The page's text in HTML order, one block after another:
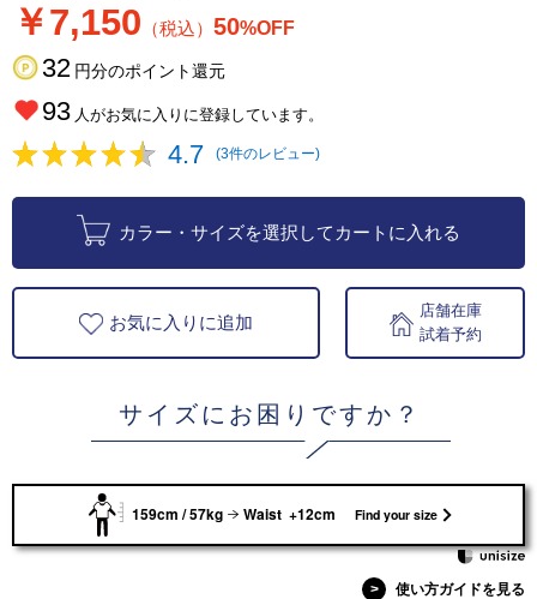
￥7,150 （税込） 50%OFF
32 円分のポイント還元
93 人がお気に入りに登録しています。
4.7 (3件のレビュー)
カラー・サイズを選択してカートに入れる
お気に入りに追加
店舗在庫
試着予約
サイズにお困りですか？
159cm / 57kg Waist +12cm Find your size
> 使い方ガイドを見る